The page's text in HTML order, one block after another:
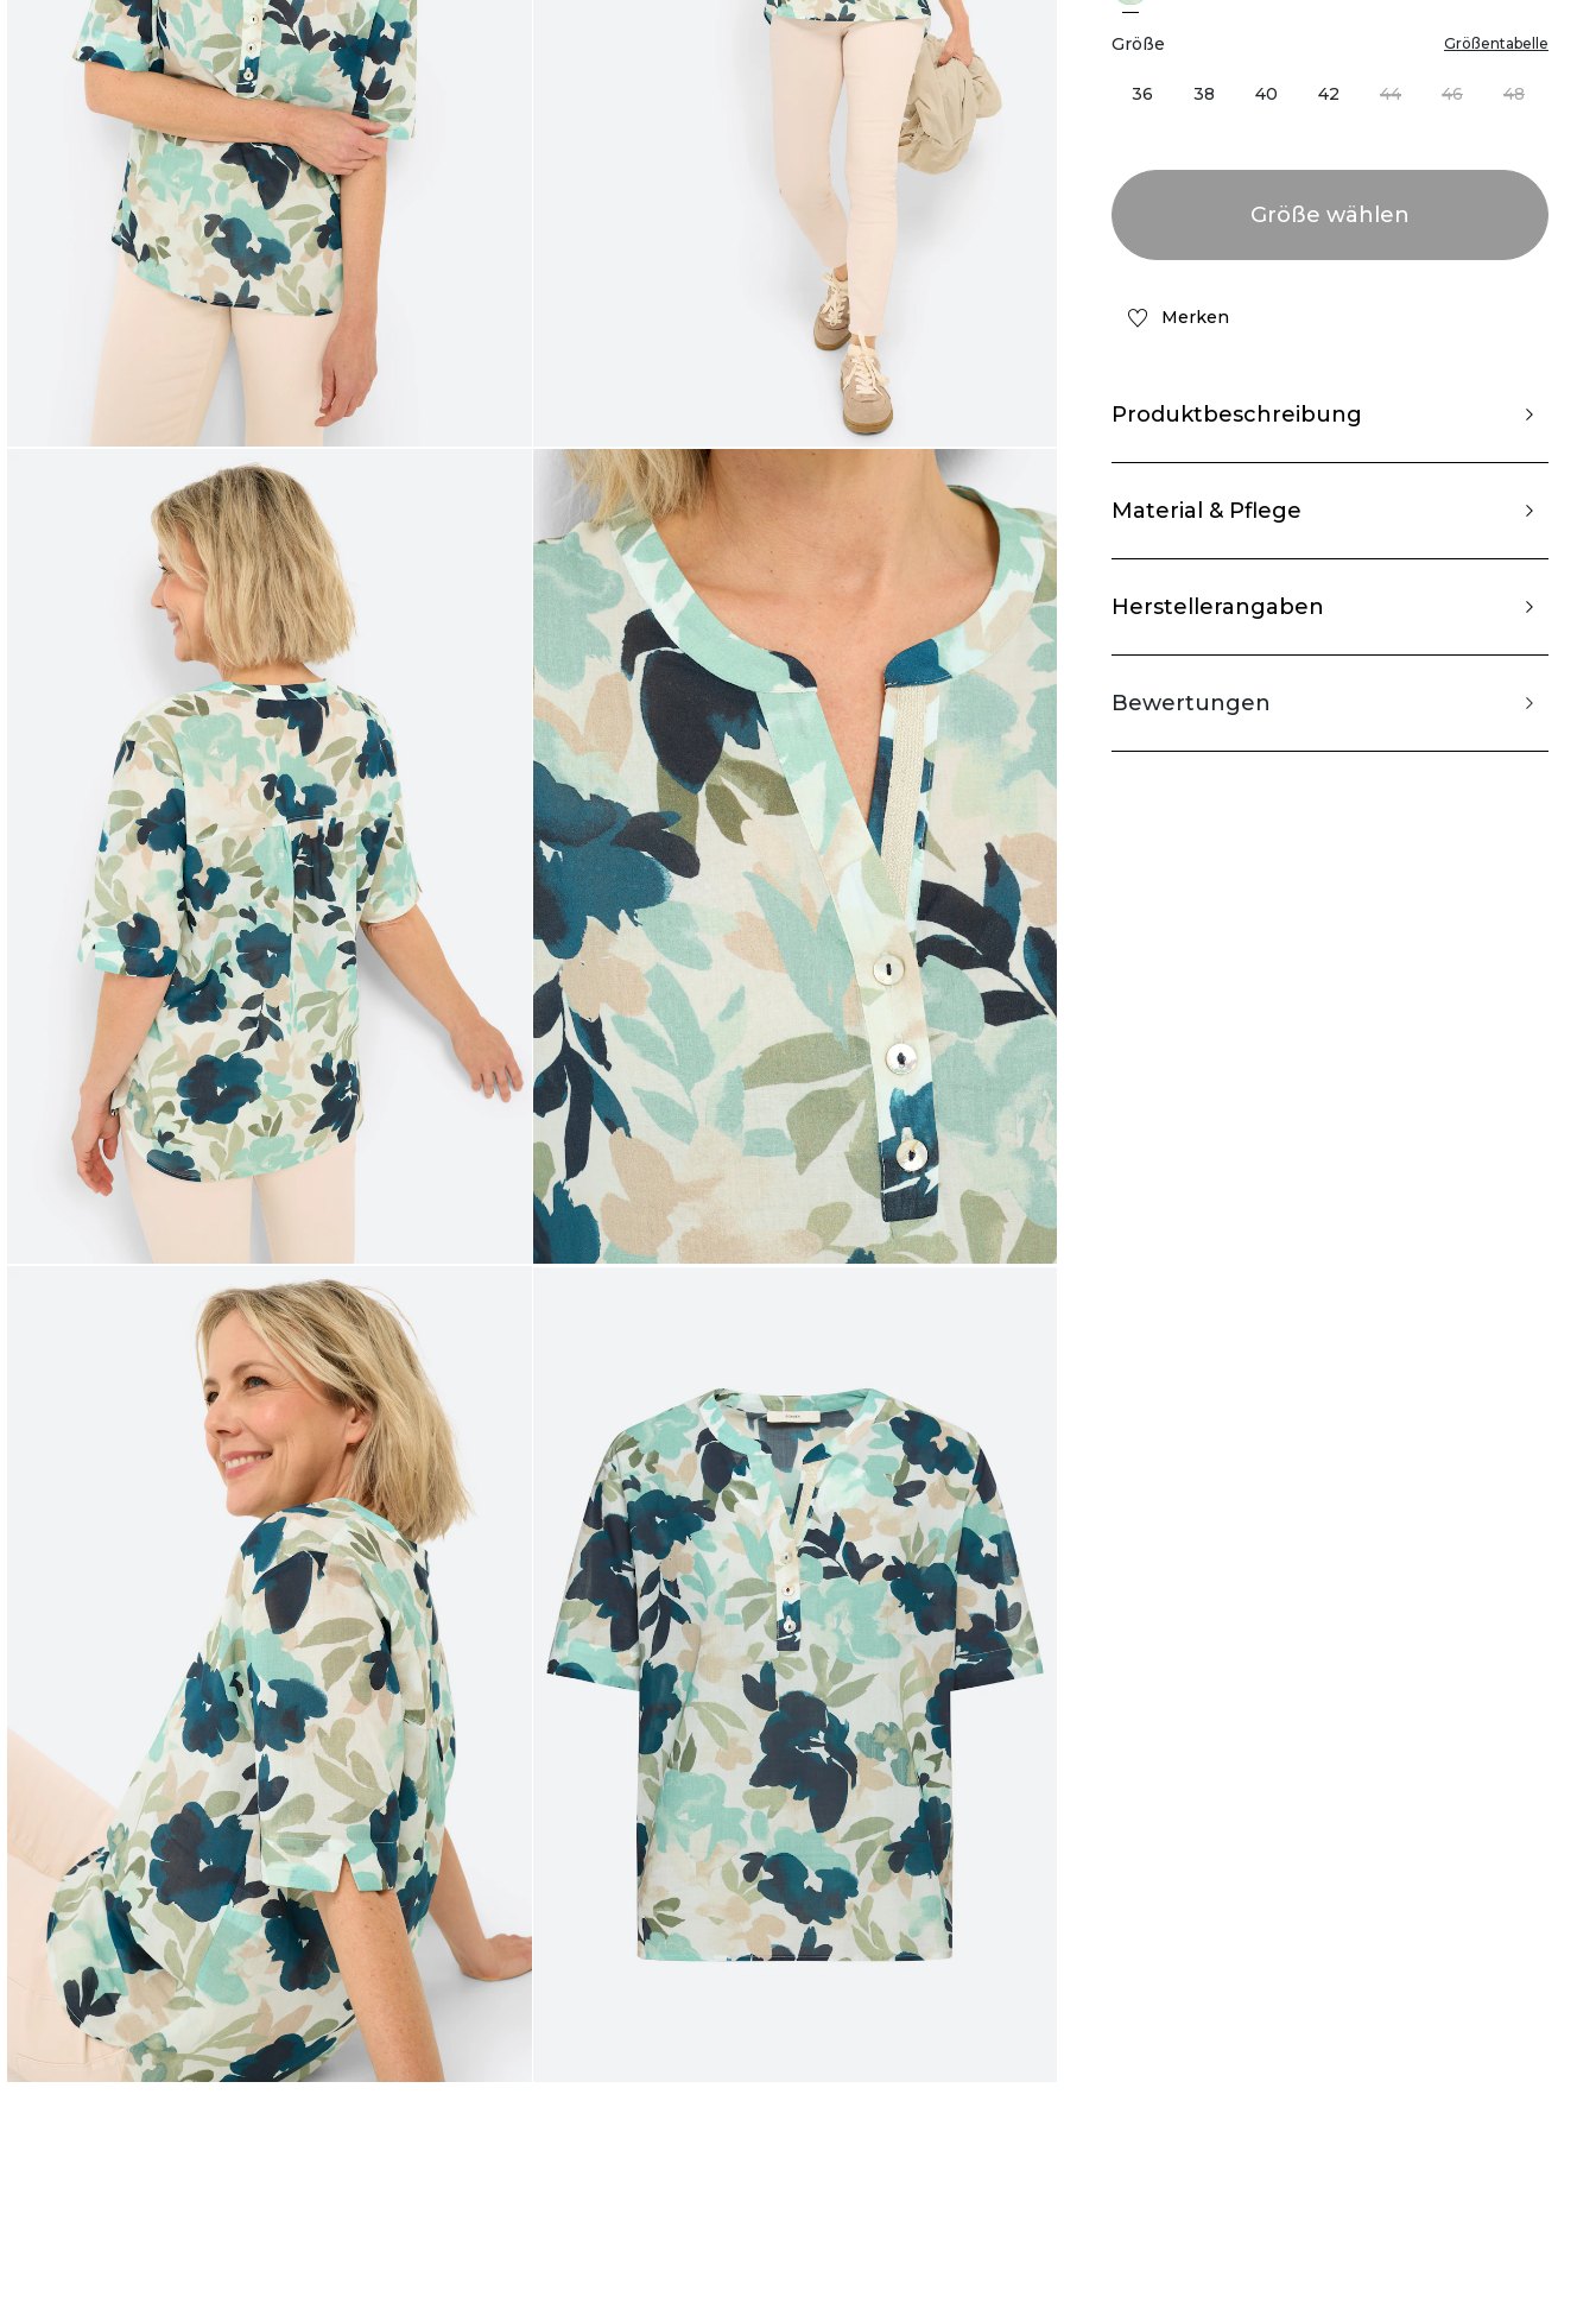
Größe Größentabelle
36 38 40 42 44 46 48
Merken
Produktbeschreibung
Material & Pflege
Herstellerangaben
Bewertungen